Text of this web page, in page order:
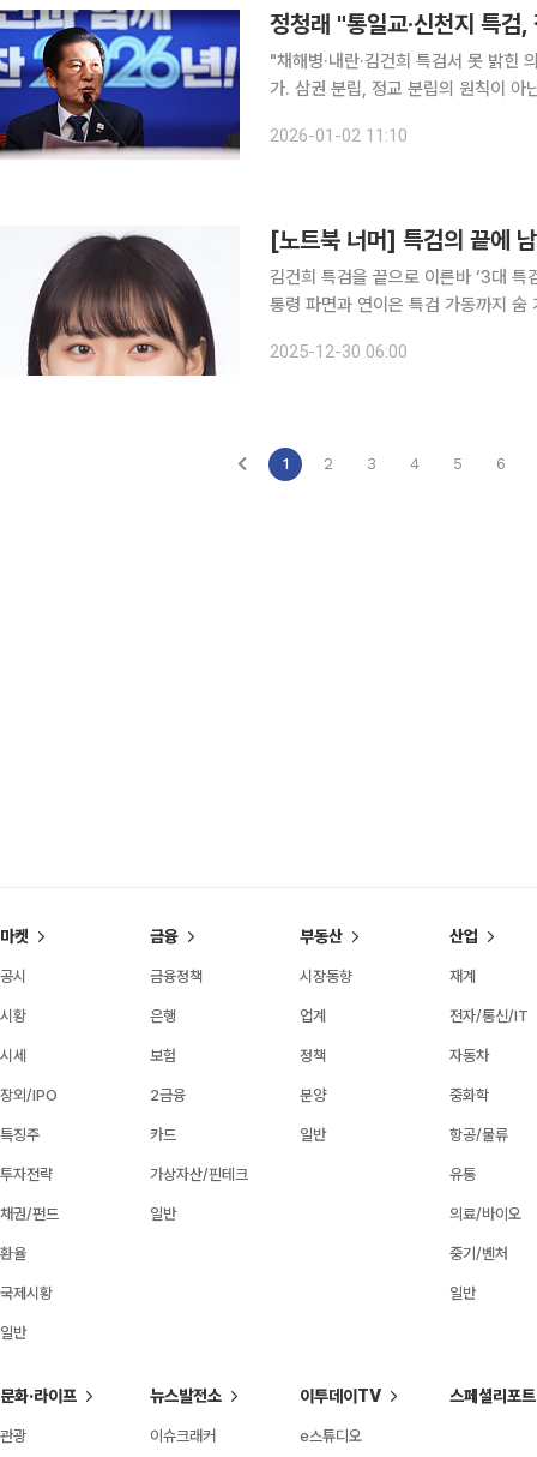
정청래 "통일교·신천지 특검
"채해병·내란·김건희 특검서 못 밝힌 의혹 넘쳐" 정청래 더불어민주당 대표
가. 삼권 분립, 정교 분립의 원칙이 아닌
냐고 어깃장을 놓고 있다"며 "켕기는
2026-01-02 11:10
[노트북 너머] 특검의 끝에
김건희 특검을 끝으로 이른바 ‘3대
통령 파면과 연이은 특검 가동까지
에서 보면 이 과정은 더욱 빠르게 흘
2025-12-30 06:00
1 2 3 4 5 6
마켓
공시
시황
시세
장외/IPO
특징주
투자전략
채권/펀드
환율
국제시황
일반
금융
금융정책
은행
보험
2금융
카드
가상자산/핀테크
일반
부동산
시장동향
업계
정책
분양
일반
산업
재계
전자/통신/IT
자동차
중화학
항공/물류
유통
의료/바이오
중기/벤처
일반
문화·라이프
관광
뉴스발전소
이슈크래커
이투데이TV
e스튜디오
스페셜리포트